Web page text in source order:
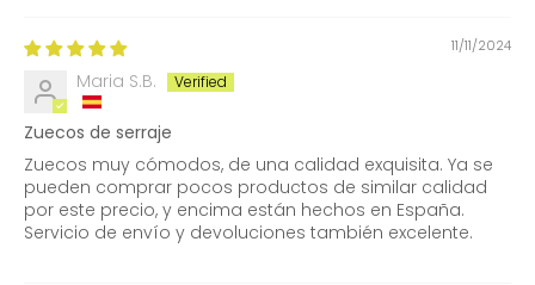
11/11/2024
Maria S.B.
Zuecos de serraje
Zuecos muy cómodos, de una calidad exquisita. Ya se
pueden comprar pocos productos de similar calidad
por este precio, y encima están hechos en España.
Servicio de envío y devoluciones también excelente.